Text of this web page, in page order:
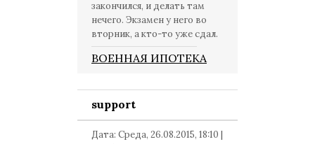
закончился, и делать там
нечего. Экзамен у него во
вторник, а кто-то уже сдал.
ВОЕННАЯ ИПОТЕКА
support
Дата: Среда, 26.08.2015, 18:10 |